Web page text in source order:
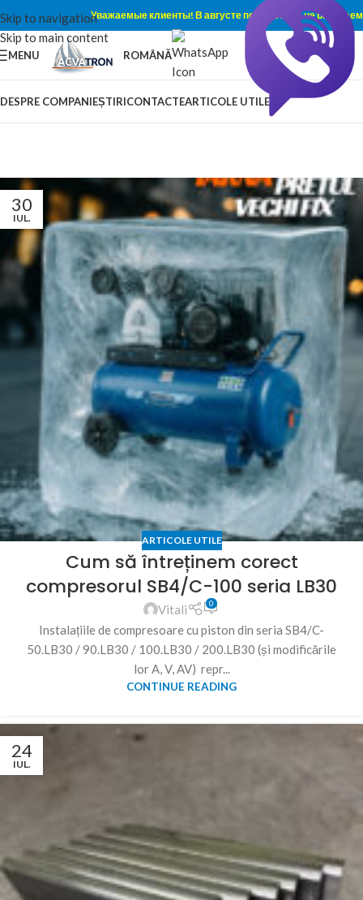
Skip to navigation
Skip to main content
Уважаемые клиенты! В августе по субботам не работаем
MENU ROMÂNĂ
DESPRE COMPANIEȘTIRICONTACTEARTICOLE UTILE
30
IUL.
ARTICOLE UTILE
Cum să întreținem corect
compresorul SB4/C-100 seria LB30
Vitali 0
Instalațiile de compresoare cu piston din seria SB4/C-
50.LB30 / 90.LB30 / 100.LB30 / 200.LB30 (și modificările
lor A, V, AV) repr...
CONTINUE READING
24
IUL.